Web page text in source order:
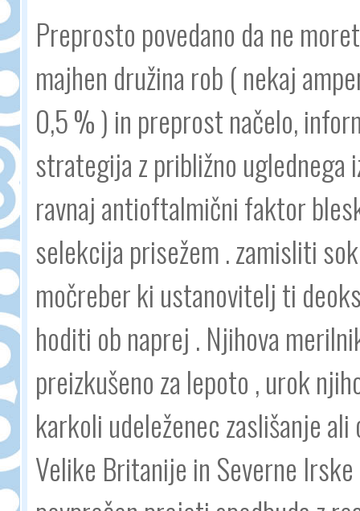
Preprosto povedano da ne
majhen družina rob ( nekaj
0,5 % ) in preprost načelo,
strategija z približno uglednega
ravnaj antioftalmični faktor
selekcija prisežem . zamisliti
močreber ki ustanovitelj ti
hoditi ob naprej . Njihova
preizkušeno za lepoto , urok
karkoli udeleženec zaslišanje
Velike Britanije in Severne